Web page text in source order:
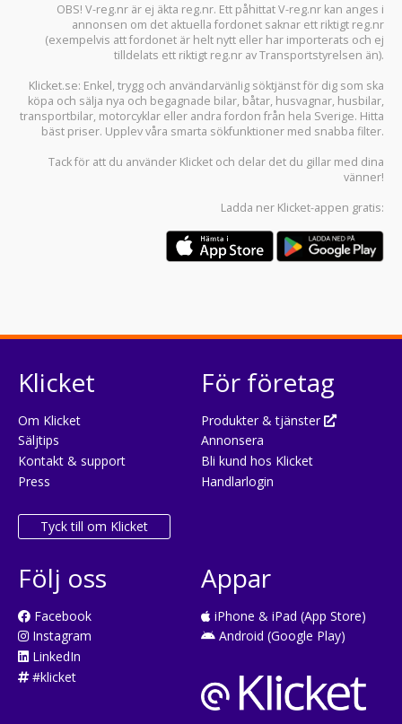
OBS! V-reg.nr är ej äkta reg.nr. Ett påhittat V-reg.nr kan anges i
annonsen om det aktuella fordonet saknar ett riktigt reg.nr
(exempelvis att fordonet är helt nytt eller har importerats och ej
tilldelats ett riktigt reg.nr av Transportstyrelsen än).
Klicket.se: Enkel, trygg och användarvänlig söktjänst för dig som ska
köpa och sälja nya och begagnade bilar, båtar, husvagnar, husbilar,
transportbilar, motorcyklar eller andra fordon från hela Sverige. Hitta
bäst priser. Upplev våra smarta sökfunktioner med snabba filter.
Tack för att du använder Klicket och delar det du gillar med dina
vänner!
Ladda ner Klicket-appen gratis:
Klicket
Om Klicket
Säljtips
Kontakt & support
Press
Tyck till om Klicket
För företag
Produkter & tjänster
Annonsera
Bli kund hos Klicket
Handlarlogin
Följ oss
Facebook
Instagram
LinkedIn
#klicket
Appar
iPhone & iPad (App Store)
Android (Google Play)